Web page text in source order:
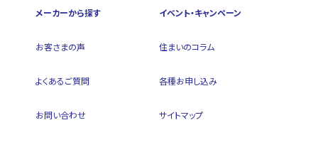
メーカーから探す イベント・キャンペーン
お客さまの声 住まいのコラム
よくあるご質問 各種お申し込み
お問い合わせ サイトマップ